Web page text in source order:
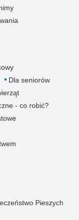
Dla seniorów
- co robić?
Pieszych